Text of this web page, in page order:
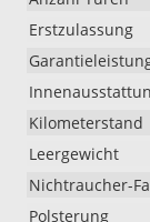
Erstzulassung
Kilometerstand
Leergewicht
Nichtraucher-
Polsterung